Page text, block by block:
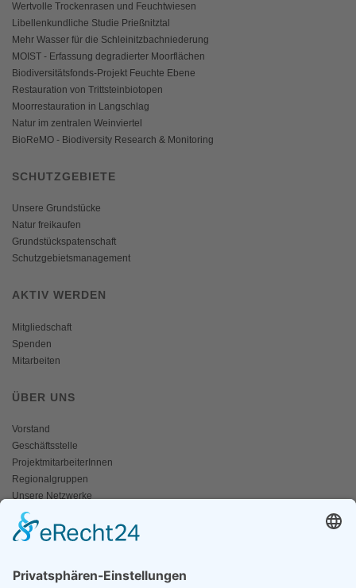
Wertvolle Trockenrasen und Feuchtwiesen
Libellenkundliche Studie Prießnitztal
Mehr Wasser für die Schleinitzbachniederung
MOIST - Erfassung degradierter Moorflächen
Biodiversitätsfonds-Projekt Feuchte Ebene
Restauration von Trittsteinbiotopen
Moorrestauration in Langschlag
Natur im zentralen Weinviertel
BioReMO - Biodiversity Research & Monitoring
SCHUTZGEBIETE
Unsere Grundstücke
Natur freikaufen
Grundstückspatenschaft
Schutzgebietsmanagement
AKTIV WERDEN
Mitgliedschaft
Spenden
Mitarbeiten
ÜBER UNS
Vorstand
Geschäftsstelle
ProjektmitarbeiterInnen
Regionalgruppen
Unsere Netzwerke
Historisches
Impressum/Kontakt